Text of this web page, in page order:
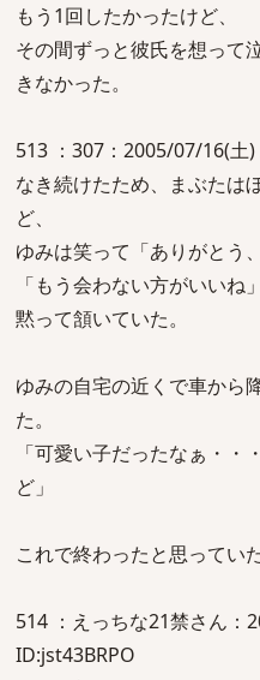
もう1回したかったけど、
その間ずっと彼氏を想って
きなかった。
513 ：307：2005/07/16(土
なき続けたため、まぶたは
ど、
ゆみは笑って「ありがとう
「もう会わない方がいいね
黙って頷いていた。
ゆみの自宅の近くで車から
た。
「可愛い子だったなぁ・
ど」
これで終わったと思ってい
514 ：えっちな21禁さん：
ID:jst43BRPO